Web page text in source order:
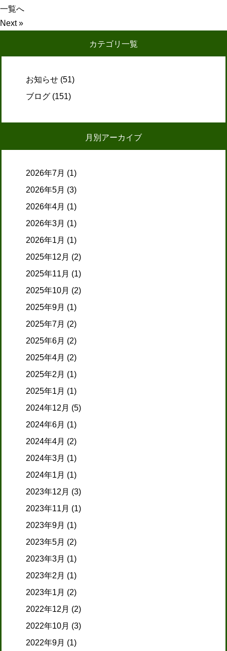
一覧へ
Next »
カテゴリ一覧
お知らせ (51)
ブログ (151)
月別アーカイブ
2026年7月 (1)
2026年5月 (3)
2026年4月 (1)
2026年3月 (1)
2026年1月 (1)
2025年12月 (2)
2025年11月 (1)
2025年10月 (2)
2025年9月 (1)
2025年7月 (2)
2025年6月 (2)
2025年4月 (2)
2025年2月 (1)
2025年1月 (1)
2024年12月 (5)
2024年6月 (1)
2024年4月 (2)
2024年3月 (1)
2024年1月 (1)
2023年12月 (3)
2023年11月 (1)
2023年9月 (1)
2023年5月 (2)
2023年3月 (1)
2023年2月 (1)
2023年1月 (2)
2022年12月 (2)
2022年10月 (3)
2022年9月 (1)